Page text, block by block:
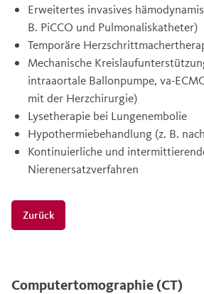
Erweitertes invasives
B. PiCCO und Pulmonaliskatheter)
Temporäre
Mechanische
intraaortale Ballonpumpe, va-
mit der Herzchirurgie)
Lysetherapie bei Lungenembolie
Hypothermiebehandlung (z. B.
Kontinuierliche und
Nierenersatzverfahren
Zurück
Computertomographie (CT)